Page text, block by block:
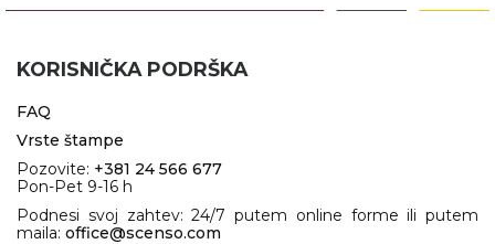
KORISNIČKA PODRŠKA
FAQ
Vrste štampe
Pozovite: +381 24 566 677
Pon-Pet 9-16 h
Podnesi svoj zahtev: 24/7 putem online forme ili putem
maila: office@scenso.com